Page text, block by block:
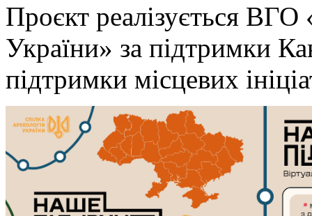
Проєкт реалізується ВГО
України» за підтримки
підтримки місцевих